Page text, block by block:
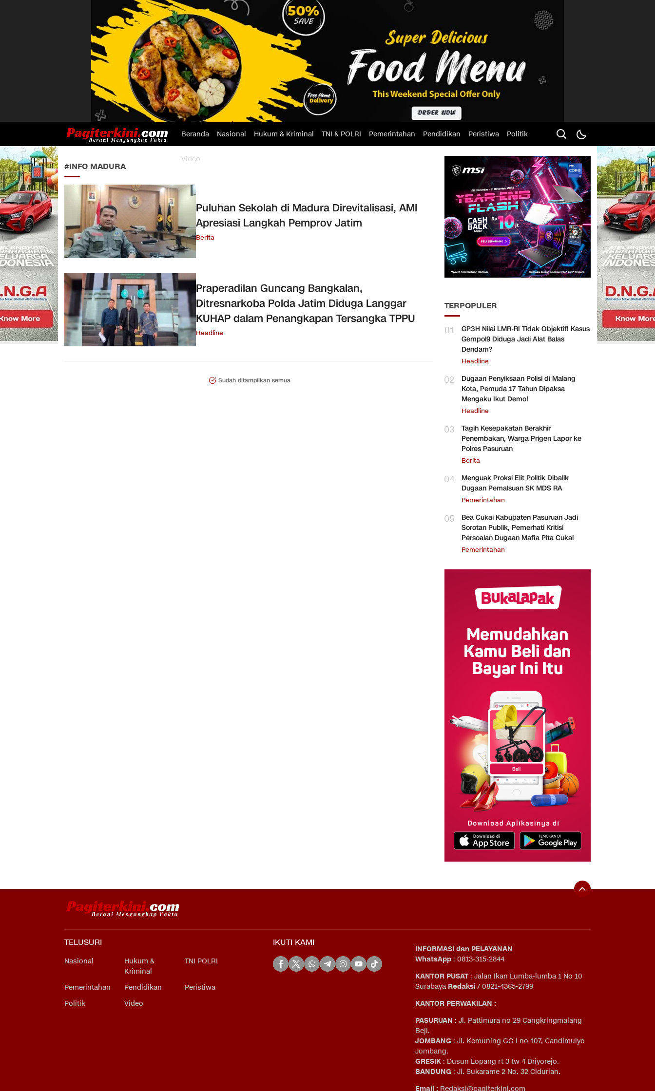
Beranda Nasional Hukum & Kriminal TNI & POLRI Pemerintahan Pendidikan Peristiwa Politik
Video
#INFO MADURA
Puluhan Sekolah di Madura Direvitalisasi, AMI
Apresiasi Langkah Pemprov Jatim
Berita
Praperadilan Guncang Bangkalan,
Ditresnarkoba Polda Jatim Diduga Langgar
KUHAP dalam Penangkapan Tersangka TPPU
Headline
Sudah ditampilkan semua
TERPOPULER
01
GP3H Nilai LMR-RI Tidak Objektif! Kasus
Gempol9 Diduga Jadi Alat Balas
Dendam?
Headline
02
Dugaan Penyiksaan Polisi di Malang
Kota, Pemuda 17 Tahun Dipaksa
Mengaku Ikut Demo!
Headline
03
Tagih Kesepakatan Berakhir
Penembakan, Warga Prigen Lapor ke
Polres Pasuruan
Berita
04
Menguak Proksi Elit Politik Dibalik
Dugaan Pemalsuan SK MDS RA
Pemerintahan
05
Bea Cukai Kabupaten Pasuruan Jadi
Sorotan Publik, Pemerhati Kritisi
Persoalan Dugaan Mafia Pita Cukai
Pemerintahan
TELUSURI
Nasional
Hukum &
Kriminal
TNI POLRI
Pemerintahan Pendidikan
Peristiwa
Politik
Video
IKUTI KAMI
INFORMASI dan PELAYANAN
WhatsApp : 0813-315-2844
KANTOR PUSAT: Jalan Ikan Lumba-lumba 1 No 10
Surabaya Redaksi / 0821-4365-2799
KANTOR PERWAKILAN :
PASURUAN : Jl. Pattimura no 29 Cangkringmalang
Beji.
JOMBANG : Jl. Kemuning GG I no 107, Candimulyo
Jombang.
GRESIK : Dusun Lopang rt 3 tw 4 Driyorejo.
BANDUNG : Jl. Sukarame 2 No. 32 Cidurian.
Email : Redaksi@pagiterkini.com